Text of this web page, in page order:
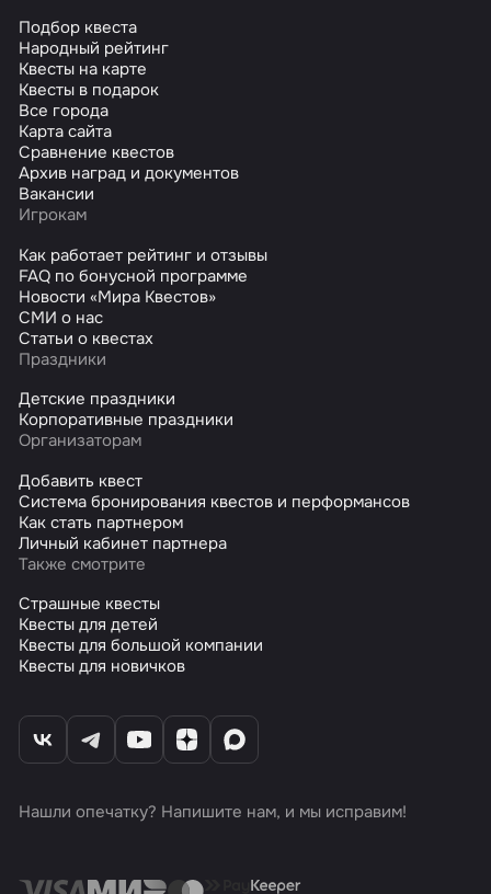
Подбор квеста
Народный рейтинг
Квесты на карте
Квесты в подарок
Все города
Карта сайта
Сравнение квестов
Архив наград и документов
Вакансии
Игрокам
Как работает рейтинг и отзывы
FAQ по бонусной программе
Новости «Мира Квестов»
СМИ о нас
Статьи о квестах
Праздники
Детские праздники
Корпоративные праздники
Организаторам
Добавить квест
Система бронирования квестов и перформансов
Как стать партнером
Личный кабинет партнера
Также смотрите
Страшные квесты
Квесты для детей
Квесты для большой компании
Квесты для новичков
Нашли опечатку? Напишите нам, и мы исправим!